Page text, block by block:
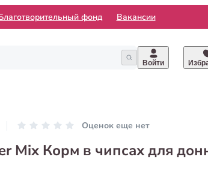
фонд Вакансии
Войти
Оценок еще нет
Mix Корм в чипсах для